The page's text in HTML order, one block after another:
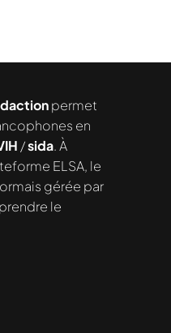
permet
en
/sida. À
ELSA, le
gérée par
le